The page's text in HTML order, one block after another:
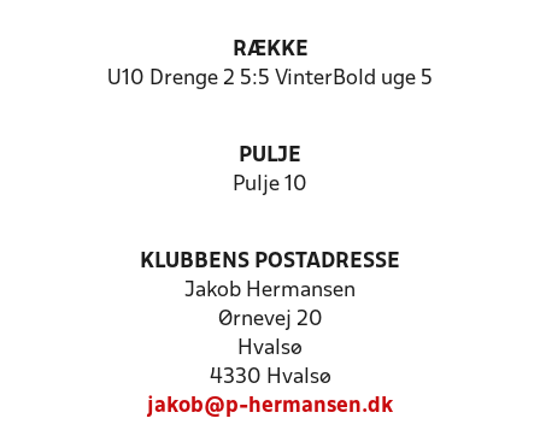
RÆKKE
U10 Drenge 2 5:5 VinterBold uge 5
PULJE
Pulje 10
KLUBBENS POSTADRESSE
Jakob Hermansen
Ørnevej 20
Hvalsø
4330 Hvalsø
jakob@p-hermansen.dk